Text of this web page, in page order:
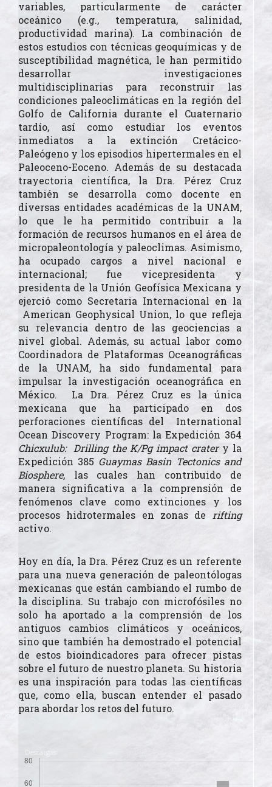
0
0
0
0
Citing Publications
Supporting
Mentioning
Contrasting
See how this article has been
cited atscite.ai
Scite shows how a scientific
paper has been cited by
providing the context of the
citation, a classification
describing whether it
supports, mentions, or
contrasts the cited claim, and
a label indicating in which
section the citation was made.
variables, particularmente de carácter
oceánico (e.g., temperatura, salinidad,
productividad marina). La combinación de
estos estudios con técnicas geoquímicas y de
susceptibilidad magnética, le han permitido
desarrollar investigaciones
multidisciplinarias para reconstruir las
condiciones paleoclimáticas en la región del
Golfo de California durante el Cuaternario
tardío, así como estudiar los eventos
inmediatos a la extinción Cretácico-
Paleógeno y los episodios hipertermales en el
Paleoceno-Eoceno. Además de su destacada
trayectoria científica, la Dra. Pérez Cruz
también se desarrolla como docente en
diversas entidades académicas de la UNAM,
lo que le ha permitido contribuir a la
formación de recursos humanos en el área de
micropaleontología y paleoclimas. Asimismo,
ha ocupado cargos a nivel nacional e
internacional; fue vicepresidenta y
presidenta de la Unión Geofísica Mexicana y
ejerció como Secretaria Internacional en la
American Geophysical Union, lo que refleja
su relevancia dentro de las geociencias a
nivel global. Además, su actual labor como
Coordinadora de Plataformas Oceanográficas
de la UNAM, ha sido fundamental para
impulsar la investigación oceanográfica en
México. La Dra. Pérez Cruz es la única
mexicana que ha participado en dos
perforaciones científicas del
International
Ocean Discovery Program: la Expedición 364
Chicxulub: Drilling the K/Pg impact cratery la
Expedición 385 Guaymas Basin Tectonics and
Biosphere, las cuales han contribuido de
manera significativa a la comprensión de
fenómenos clave como extinciones y los
procesos hidrotermales en zonas de
rifting
activo.
Hoy en día, la Dra. Pérez Cruz es un referente
para una nueva generación de paleontólogas
mexicanas que están cambiando el rumbo de
la disciplina. Su trabajo con microfósiles no
solo ha aportado a la comprensión de los
antiguos cambios climáticos y oceánicos,
sino que también ha demostrado el potencial
de estos bioindicadores para ofrecer pistas
sobre el futuro de nuestro planeta. Su historia
es una inspiración para todas las científicas
que, como ella, buscan entender el pasado
para abordar los retos del futuro.
Descargas